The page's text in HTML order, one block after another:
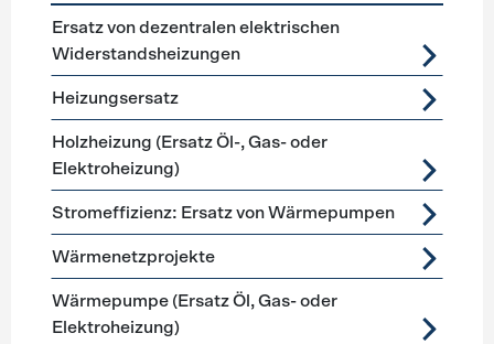
Förderprogramme Heizung
Ersatz von dezentralen elektrischen
Widerstandsheizungen
Heizungsersatz
Holzheizung (Ersatz Öl-, Gas- oder
Elektroheizung)
Stromeffizienz: Ersatz von Wärmepumpen
Wärmenetzprojekte
Wärmepumpe (Ersatz Öl, Gas- oder
Elektroheizung)